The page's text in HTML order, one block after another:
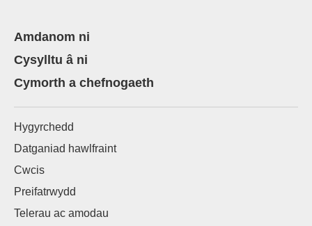
Amdanom ni
Cysylltu â ni
Cymorth a chefnogaeth
Hygyrchedd
Datganiad hawlfraint
Cwcis
Preifatrwydd
Telerau ac amodau